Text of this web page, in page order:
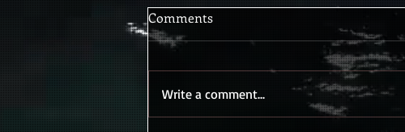
Uno ’e nuie - an adaptation of
Si Dìo tenesse nomme Dìceme
quale fosse E ’o sapisse chiammà
Si t’ ’o truvasse annanze dinto a
tutta ’a gloria soia Che le spïasse si
Comments
Write a comment...